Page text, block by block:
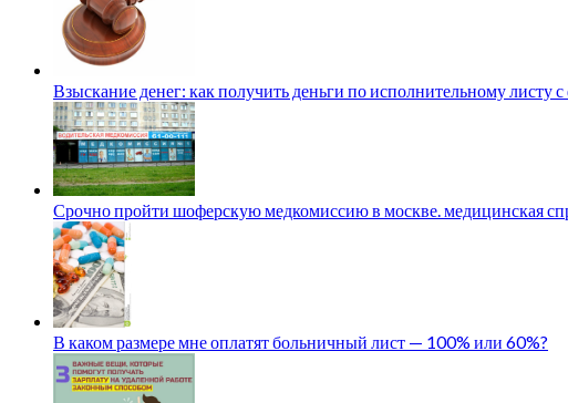
Взыскание денег: как получить деньги по исполнительному листу
Срочно пройти шоферскую медкомиссию в москве. медицинская
В каком размере мне оплатят больничный лист — 100% или 60%?